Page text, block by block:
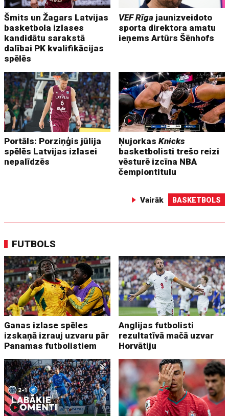
Šmits un Žagars Latvijas
basketbola izlases
kandidātu sarakstā
dalībai PK kvalifikācijas
spēlēs
VEF Rīga jaunizveidoto
sporta direktora amatu
ieņems Artūrs Šēnhofs
Portāls: Porziņģis jūlija
spēlēs Latvijas izlasei
nepalīdzēs
ŅujorkasKnicks
basketbolisti trešo reizi
vēsturē izcīna NBA
čempiontitulu
Vairāk BASKETBOLS
FUTBOLS
Ganas izlase spēles
izskaņā izrauj uzvaru pār
Panamas futbolistiem
Anglijas futbolisti
rezultatīvā mačā uzvar
Horvātiju